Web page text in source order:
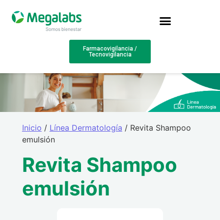
Farmacovigilancia /
Tecnovigilancia
Inicio / Línea Dermatología / Revita Shampoo
emulsión
Revita Shampoo
emulsión